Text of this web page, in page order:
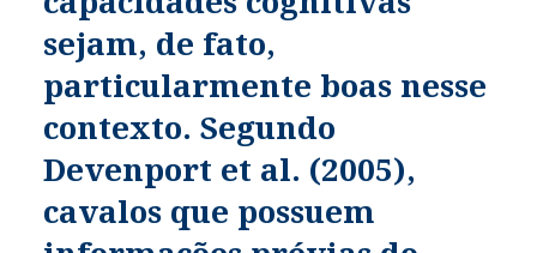
sejam, de fato,
particularmente boas nesse
contexto. Segundo
Devenport et al. (2005),
cavalos que possuem